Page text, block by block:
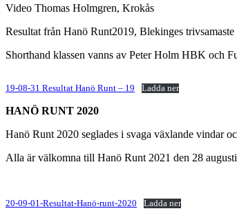
Video Thomas Holmgren, Krokås
Resultat från Hanö Runt2019, Blekinges
Shorthand klassen vanns av Peter Holm HBK och
19-08-31 Resultat Hanö Runt – 19 Ladda ner
HANÖ RUNT 2020
Hanö Runt 2020 seglades i svaga växlande vindar
Alla är välkomna till Hanö Runt 2021 den 28
20-09-01-Resultat-Hanö-runt-2020 Ladda ner